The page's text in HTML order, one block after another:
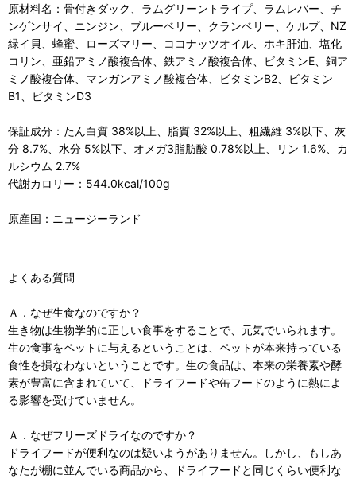
原材料名：骨付きダック、ラムグリーントライプ、ラムレバー、チ
ンゲンサイ、ニンジン、ブルーベリー、クランベリー、ケルプ、NZ
緑イ貝、蜂蜜、ローズマリー、ココナッツオイル、ホキ肝油、塩化
コリン、亜鉛アミノ酸複合体、鉄アミノ酸複合体、ビタミンE、銅ア
ミノ酸複合体、マンガンアミノ酸複合体、ビタミンB2、ビタミン
B1、ビタミンD3
保証成分：たん白質 38%以上、脂質 32%以上、粗繊維 3%以下、灰
分 8.7%、水分 5%以下、オメガ3脂肪酸 0.78%以上、リン 1.6%、カ
ルシウム 2.7%
代謝カロリー：544.0kcal/100g
原産国：ニュージーランド
よくある質問
Ａ．なぜ生食なのですか？
生き物は生物学的に正しい食事をすることで、元気でいられます。
生の食事をペットに与えるということは、ペットが本来持っている
食性を損なわないということです。生の食品は、本来の栄養素や酵
素が豊富に含まれていて、ドライフードや缶フードのように熱によ
る影響を受けていません。
Ａ．なぜフリーズドライなのですか？
ドライフードが便利なのは疑いようがありません。しかし、もしあ
なたが棚に並んでいる商品から、ドライフードと同じくらい便利な